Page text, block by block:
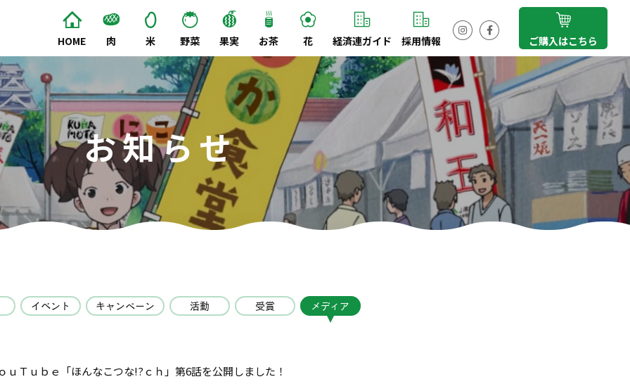
HOME 肉 米 野菜 果実 お茶 花 経済連ガイド 採用情報 ご購入はこちら
InstagramFacebook
お知らせ
イベント キャンペーン 活動 受賞 メディア
ｕＴｕｂｅ「ほんなこつな!?ｃｈ」第6話を公開しました！